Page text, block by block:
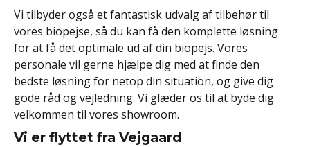
Vi tilbyder også et fantastisk udvalg af tilbehør til
vores biopejse, så du kan få den komplette løsning
for at få det optimale ud af din biopejs. Vores
personale vil gerne hjælpe dig med at finde den
bedste løsning for netop din situation, og give dig
gode råd og vejledning. Vi glæder os til at byde dig
velkommen til vores showroom.
Vi er flyttet fra Vejgaard